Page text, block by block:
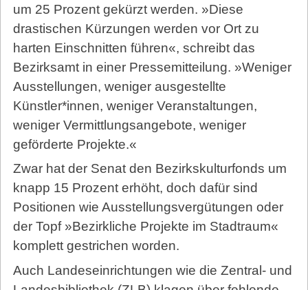
um 25 Prozent gekürzt werden. »Diese
drastischen Kürzungen werden vor Ort zu
harten Einschnitten führen«, schreibt das
Bezirksamt in einer Pressemitteilung. »Weniger
Ausstellungen, weniger ausgestellte
Künstler*innen, weniger Veranstaltungen,
weniger Vermittlungsangebote, weniger
geförderte Projekte.«
Zwar hat der Senat den Bezirkskulturfonds um
knapp 15 Prozent erhöht, doch dafür sind
Positionen wie Ausstellungsvergütungen oder
der Topf »Bezirkliche Projekte im Stadtraum«
komplett gestrichen worden.
Auch Landeseinrichtungen wie die Zentral- und